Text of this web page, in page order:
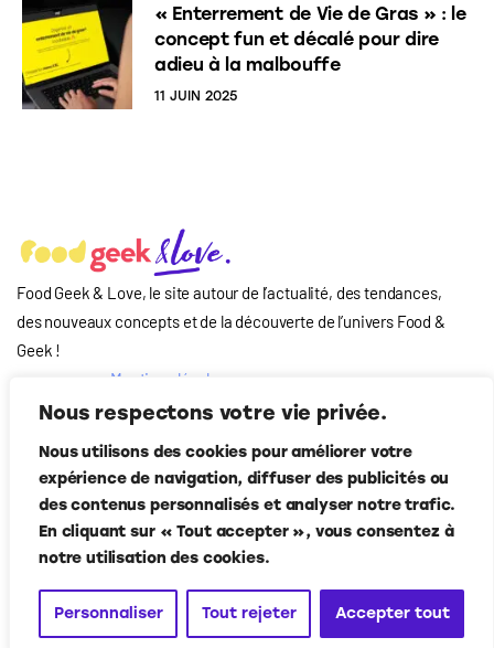
Nous respectons votre vie privée.
Nous utilisons des cookies pour améliorer votre
expérience de navigation, diffuser des publicités ou
des contenus personnalisés et analyser notre trafic.
En cliquant sur « Tout accepter », vous consentez à
notre utilisation des cookies.
Personnaliser Tout rejeter Accepter tout
« Enterrement de Vie de Gras » : le
concept fun et décalé pour dire
adieu à la malbouffe
11 JUIN 2025
Food Geek & Love, le site autour de l’actualité, des tendances,
des nouveaux concepts et de la découverte de l’univers Food&
Geek !
Mentions légales
Qui-sommes nous
Contact
Suivez-nous
Food Geek & Love© Corner Media 2024. Tous droits réservés.